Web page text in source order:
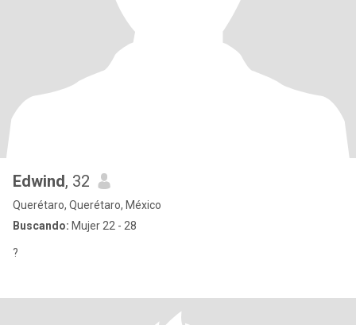
Edwind, 32
Querétaro, Querétaro, México
Buscando: Mujer 22 - 28
?